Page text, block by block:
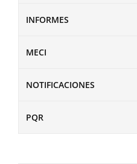
INFORMES
MECI
NOTIFICACIONES
PQR